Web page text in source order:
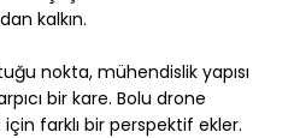
kalkın.
nokta, mühendislik yapısı
bir kare. Bolu drone
farklı bir perspektif ekler.